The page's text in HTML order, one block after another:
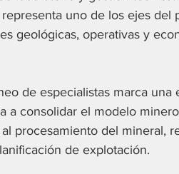
uno de los ejes del
geológicas, operativas y
de especialistas marca una
a consolidar el modelo
procesamiento del mineral,
de explotación.